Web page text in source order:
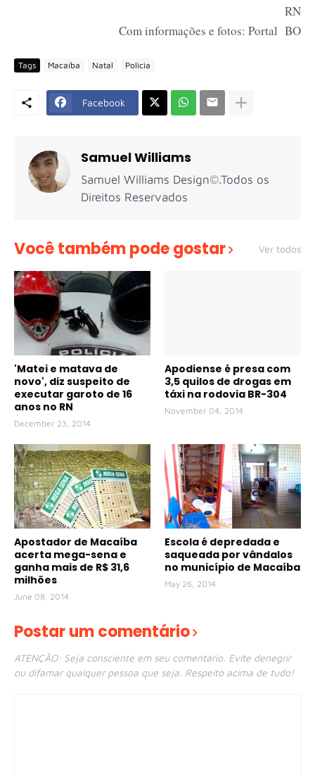
RN
Com informações e fotos: Portal BO
Tags Macaíba Natal Policia
Facebook
Samuel Williams
Samuel Williams Design©.Todos os
Direitos Reservados
Você também pode gostar Ver todos
'Matei e matava de
novo', diz suspeito de
executar garoto de 16
anos no RN
December 23, 2014
Apodiense é presa com
3,5 quilos de drogas em
táxi na rodovia BR-304
November 04, 2014
Apostador de Macaíba
acerta mega-sena e
ganha mais de R$ 31,6
milhões
June 08, 2014
Escola é depredada e
saqueada por vândalos
no município de Macaíba
May 26, 2014
Postar um comentário
ATENÇÃO: Seja consciente em seu comentário. Evite denegrir
ou difamar qualquer pessoa que seja. Respeito acima de tudo!